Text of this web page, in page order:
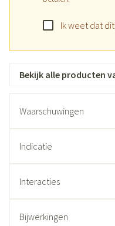
Ik weet dat
Bekijk alle producten
Waarschuwingen
Indicatie
Interacties
Bijwerkingen